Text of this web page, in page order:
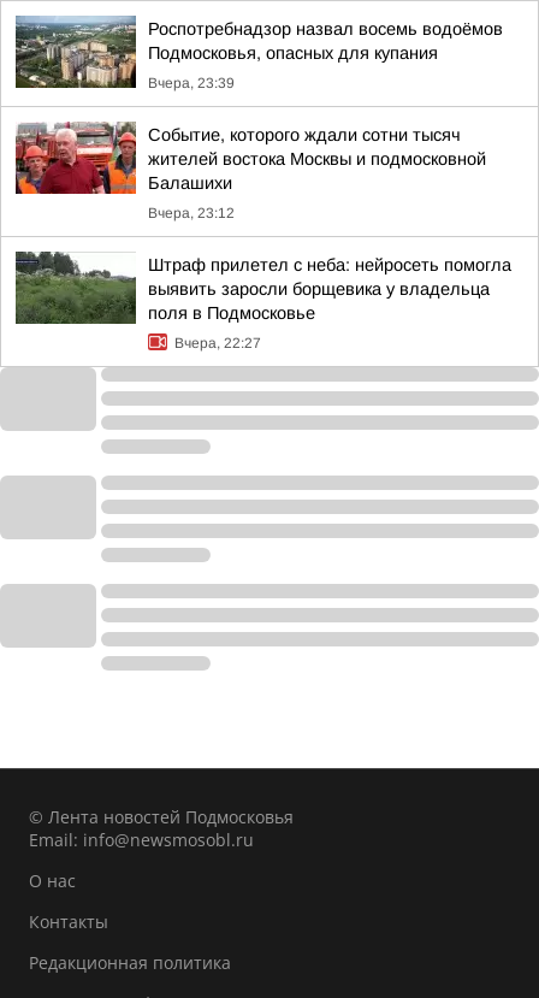
Роспотребнадзор назвал восемь водоёмов
Подмосковья, опасных для купания
Вчера, 23:39
Событие, которого ждали сотни тысяч
жителей востока Москвы и подмосковной
Балашихи
Вчера, 23:12
Штраф прилетел с неба: нейросеть помогла
выявить заросли борщевика у владельца
поля в Подмосковье
Вчера, 22:27
© Лента новостей Подмосковья
Email: info@newsmosobl.ru
О нас
Контакты
Редакционная политика